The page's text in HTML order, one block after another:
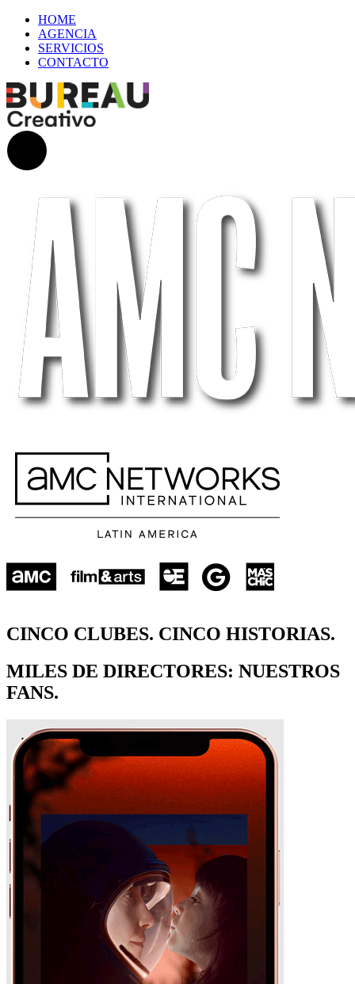
HOME
AGENCIA
SERVICIOS
CONTACTO
CINCO CLUBES. CINCO HISTORIAS.
MILES DE DIRECTORES: NUESTROS
FANS.